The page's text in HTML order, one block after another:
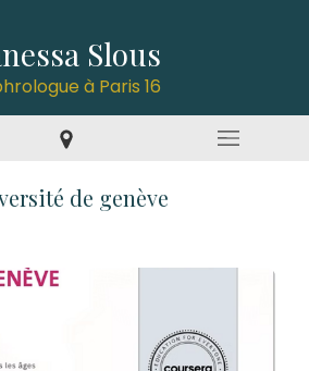
Slous
à Paris 16
de genève